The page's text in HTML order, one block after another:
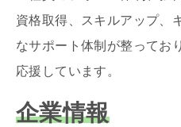
資格取得、スキルアップ、
なサポート体制が整ってお
応援しています。
企業情報